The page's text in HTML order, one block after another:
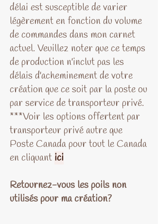
délai est susceptible de varier
légèrement en fonction du volume
de commandes dans mon carnet
actuel. Veuillez noter que ce temps
de production n'inclut pas les
délais d'acheminement de votre
création que ce soit par la poste ou
par service de transporteur privé.
***Voir les options offertent par
transporteur privé autre que
Poste Canada pour tout le Canada
en cliquant ici
Retournez-vous les poils non
utilisés pour ma création?